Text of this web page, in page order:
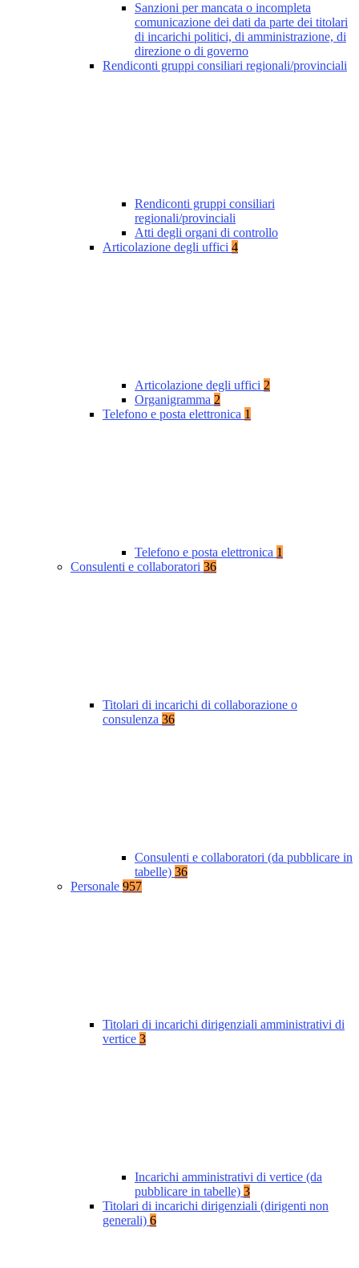
Sanzioni per mancata o incompleta
comunicazione dei dati da parte dei titolari
di incarichi politici, di amministrazione, di
direzione o di governo
Rendiconti gruppi consiliari regionali/provinciali
Rendiconti gruppi consiliari
regionali/provinciali
Atti degli organi di controllo
Articolazione degli uffici 4
Articolazione degli uffici 2
Organigramma 2
Telefono e posta elettronica 1
Telefono e posta elettronica 1
Consulenti e collaboratori 36
Titolari di incarichi di collaborazione o
consulenza 36
Consulenti e collaboratori (da pubblicare in
tabelle) 36
Personale 957
Titolari di incarichi dirigenziali amministrativi di
vertice 3
Incarichi amministrativi di vertice (da
pubblicare in tabelle) 3
Titolari di incarichi dirigenziali (dirigenti non
generali) 6